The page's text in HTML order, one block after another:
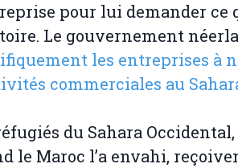
pour lui demander ce
Le gouvernement
les entreprises à
commerciales au
du Sahara
le Maroc l’a envahi,